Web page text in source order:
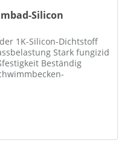
Silicon
1K-Silicon-Dichtstoff
Stark fungizid
Beständig